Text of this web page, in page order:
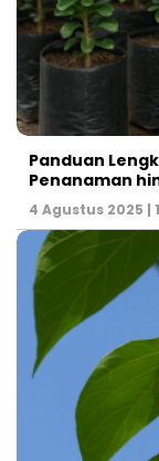
Panduan
Penanaman
4 Agustus 2025 |